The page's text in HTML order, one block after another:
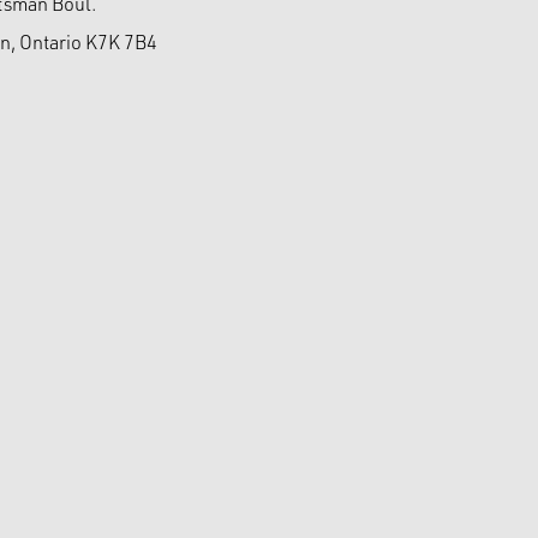
Ontario K7K 7B4